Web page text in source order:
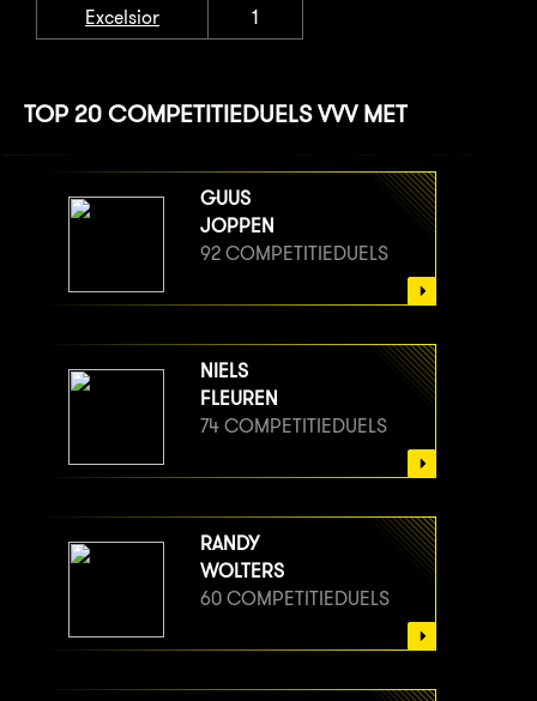
Excelsior
1
TOP 20 COMPETITIEDUELS VVV MET
GUUS
JOPPEN
92 COMPETITIEDUELS
NIELS
FLEUREN
74 COMPETITIEDUELS
RANDY
WOLTERS
60 COMPETITIEDUELS